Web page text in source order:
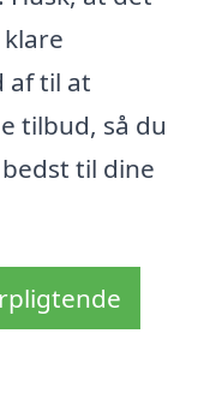
til at
tilbud, så du
til dine